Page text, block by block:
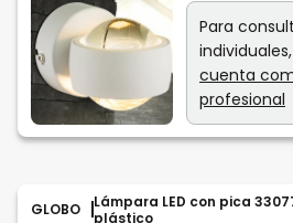
Para
individuales,
cuenta
profesional
GLOBO
Lámpara LED con pica
plástico